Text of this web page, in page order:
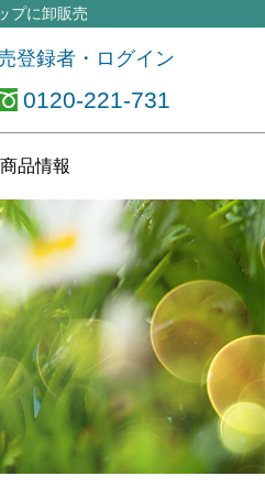
プに卸販売
登録者・ログイン
0120-221-731
商品情報